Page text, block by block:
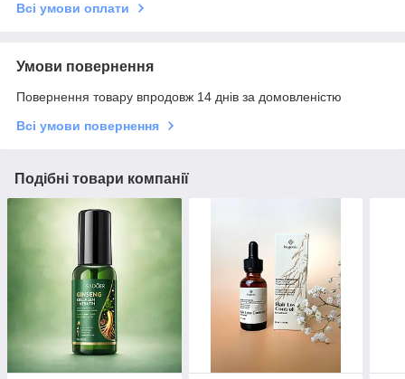
Всі умови оплати
Умови повернення
Повернення товару впродовж 14 днів за домовленістю
Всі умови повернення
Подібні товари компанії